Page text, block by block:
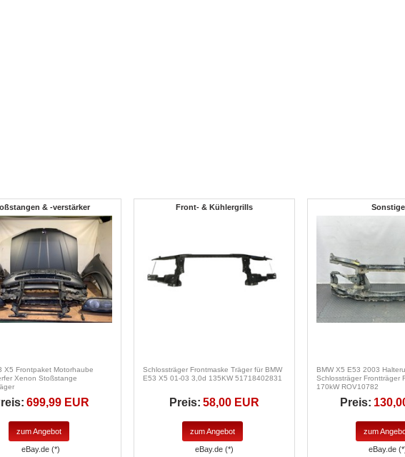
& -verstärker
X5 Frontpaket Motorhaube
Xenon Stoßstange
699,99 EUR
zum Angebot
eBay.de (*)
Front- & Kühlergrills
Schlossträger Frontmaske Träger für BMW
E53 X5 01-03 3,0d 135KW 51718402831
Preis: 58,00 EUR
zum Angebot
eBay.de (*)
Sonstige
BMW X5 E53 2003
Schlossträger Frontträger
170kW ROV10782
Preis:
zum
eBay.de